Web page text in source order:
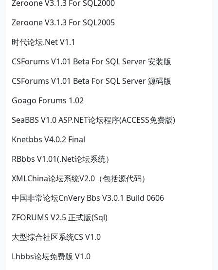
Zeroone V3.1.3 For SQL2000
Zeroone V3.1.3 For SQL2005
时代论坛.Net V1.1
CSForums V1.01 Beta For SQL Server 安装版
CSForums V1.01 Beta For SQL Server 源码版
Goago Forums 1.02
SeaBBS V1.0 ASP.NET论坛程序(ACCESS免费版)
Knetbbs V4.0.2 Final
RBbbs V1.01(.Net论坛系统）
XMLChina论坛系统V2.0（包括源代码）
中国非常论坛CnVery Bbs V3.0.1 Build 0606
ZFORUMS V2.5 正式版(Sql)
大型综合社区系统CS V1.0
Lhbbs论坛免费版 V1.0